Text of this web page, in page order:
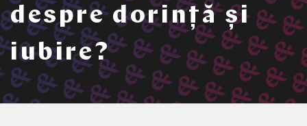
despre dorință și
iubire?